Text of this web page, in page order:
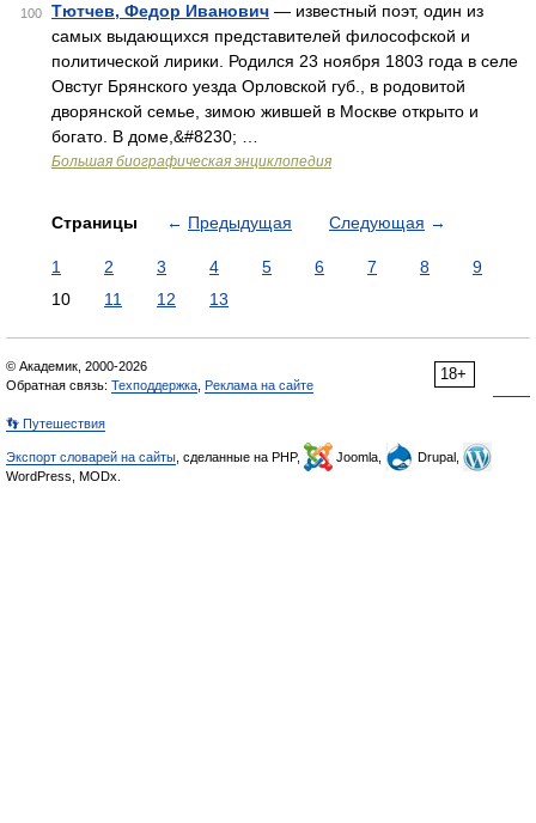
100 Тютчев, Федор Иванович — известный поэт, один из
самых выдающихся представителей философской и
политической лирики. Родился 23 ноября 1803 года в селе
Овстуг Брянского уезда Орловской губ., в родовитой
дворянской семье, зимою жившей в Москве открыто и
богато. В доме,&#8230; …
Большая биографическая энциклопедия
Страницы ← Предыдущая Следующая →
1 2 3 4 5 6 7 8
9
10
11 12 13
18+
© Академик, 2000-2026
Обратная связь: Техподдержка Реклама на сайте
👣 Путешествия
Экспорт словарей на сайты , сделанные на PHP, Joomla,
Drupal,
WordPress, MODx.